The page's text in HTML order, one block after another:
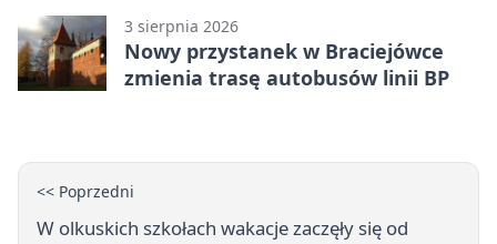
3 sierpnia 2026
Nowy przystanek w Braciejówce
zmienia trasę autobusów linii BP
<< Poprzedni
W olkuskich szkołach wakacje zaczęły się od